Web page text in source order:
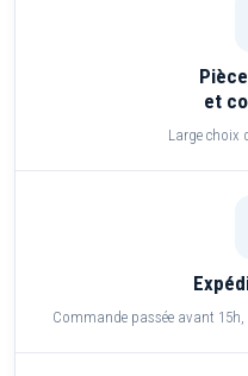
et
Large choix
Commande passée avant